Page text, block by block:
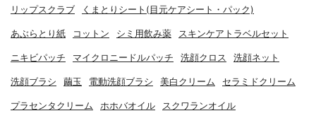
リップスクラブ くまとりシート(目元ケアシート・パック)
あぶらとり紙 コットン シミ用飲み薬 スキンケアトラベルセット
ニキビパッチ マイクロニードルパッチ 洗顔クロス 洗顔ネット
洗顔ブラシ 繭玉 電動洗顔ブラシ 美白クリーム セラミドクリーム
プラセンタクリーム ホホバオイル スクワランオイル